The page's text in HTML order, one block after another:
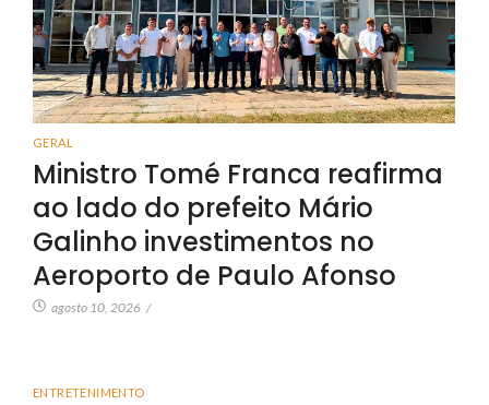
GERAL
Ministro Tomé Franca reafirma
ao lado do prefeito Mário
Galinho investimentos no
Aeroporto de Paulo Afonso
agosto 10, 2026 /
ENTRETENIMENTO